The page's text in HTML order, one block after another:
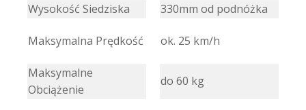
Wysokość Siedziska 330mm od podnóżka
Maksymalna Prędkość ok. 25 km/h
Maksymalne
Obciążenie
do 60 kg